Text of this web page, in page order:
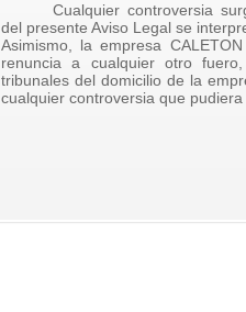
Cualquier controversia
del presente Aviso Legal se
Asimismo, la empresa
renuncia a cualquier otro
tribunales del domicilio de la
cualquier controversia que pudiera